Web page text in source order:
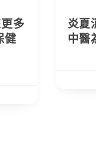
多
健
炎夏
中醫